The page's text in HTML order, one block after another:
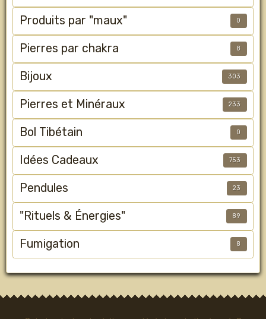
Produits par "maux" 0
Pierres par chakra 8
Bijoux 303
Pierres et Minéraux 233
Bol Tibétain 0
Idées Cadeaux 753
Pendules 23
"Rituels & Énergies" 89
Fumigation 8